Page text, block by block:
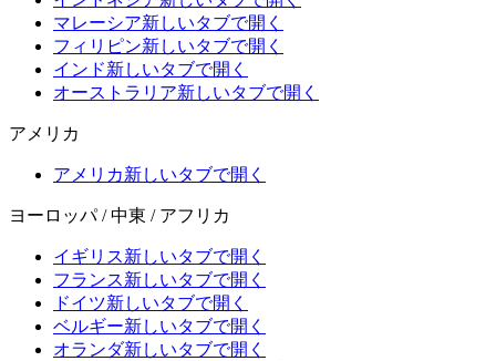
マレーシア新しいタブで開く
フィリピン新しいタブで開く
インド新しいタブで開く
オーストラリア新しいタブで開く
アメリカ
アメリカ新しいタブで開く
ヨーロッパ / 中東 / アフリカ
イギリス新しいタブで開く
フランス新しいタブで開く
ドイツ新しいタブで開く
ベルギー新しいタブで開く
オランダ新しいタブで開く